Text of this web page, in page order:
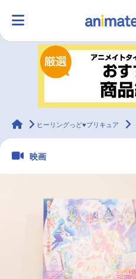
ランキング
ラジオ みんなの声
配信・Vtuber
最新記事一覧
アニメ記事一覧
animateTimes
ヒーリングっど♥プリキュア
映画